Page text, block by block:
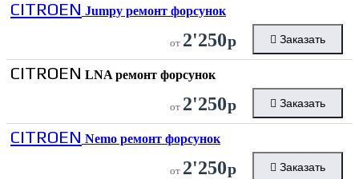
CITROEN Jumpy ремонт форсунок
от 2'250р Заказать
CITROEN LNA ремонт форсунок
от 2'250р Заказать
CITROEN Nemo ремонт форсунок
от 2'250р Заказать